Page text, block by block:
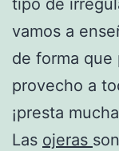
vamos a
de forma que
provecho a
¡presta
Las ojeras